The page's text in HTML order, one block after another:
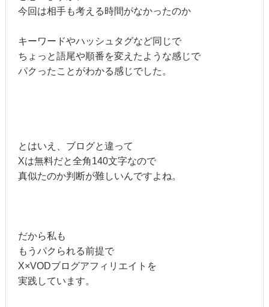
今回は相手も考える時間がなかったのか
キーワードやハッシュタグなど同じで
ちょっと語尾や順番を変えたような感じで
パクったことがわかる感じでした。
とはいえ、ブログと違って
Xは無料だと全角140文字なので
真似たのか判断が難しいんですよね。
だから私も
もうパクられる前提で
X×VODブログアフィリエイトを
実践しています。